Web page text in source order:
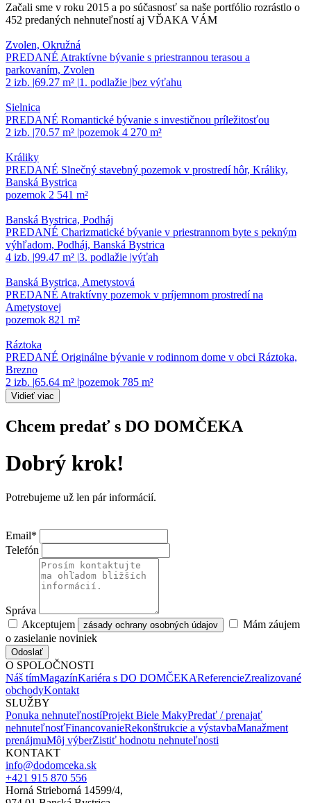
Začali sme v roku 2015 a po súčasnosť sa naše portfólio rozrástlo o
452 predaných nehnuteľností aj VĎAKA VÁM
Zvolen, Okružná
PREDANÉ Atraktívne bývanie s priestrannou terasou a
parkovaním, Zvolen
2 izb. |69.27 m² |1. podlažie |bez výťahu
Sielnica
PREDANÉ Romantické bývanie s investičnou príležitosťou
2 izb. |70.57 m² |pozemok 4 270 m²
Králiky
PREDANÉ Slnečný stavebný pozemok v prostredí hôr, Králiky,
Banská Bystrica
pozemok 2 541 m²
Banská Bystrica, Podháj
PREDANÉ Charizmatické bývanie v priestrannom byte s pekným
výhľadom, Podháj, Banská Bystrica
4 izb. |99.47 m² |3. podlažie |výťah
Banská Bystrica, Ametystová
PREDANÉ Atraktívny pozemok v príjemnom prostredí na
Ametystovej
pozemok 821 m²
Ráztoka
PREDANÉ Originálne bývanie v rodinnom dome v obci Ráztoka,
Brezno
2 izb. |65.64 m² |pozemok 785 m²
Vidieť viac
Chcem predať s DO DOMČEKA
Dobrý krok!
Potrebujeme už len pár informácií.
Email*
Telefón
Správa
Akceptujem
zásady ochrany osobných údajov
Mám záujem
o zasielanie noviniek
Odoslať
O SPOLOČNOSTI
Náš tímMagazínKariéra s DO DOMČEKAReferencieZrealizované
obchodyKontakt
SLUŽBY
Ponuka nehnuteľnostíProjekt Biele MakyPredať / prenajať
nehnuteľnosťFinancovanieRekonštrukcie a výstavbaManažment
prenájmuMôj výberZistiť hodnotu nehnuteľnosti
KONTAKT
info@dodomceka.sk
+421 915 870 556
Horná Strieborná 14599/4,